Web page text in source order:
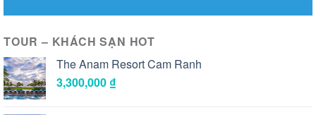
TOUR – KHÁCH SẠN HOT
The Anam Resort Cam Ranh
3,300,000 ₫